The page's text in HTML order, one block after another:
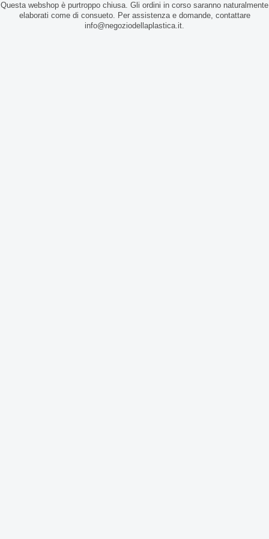
Questa webshop è purtroppo chiusa. Gli ordini in corso saranno naturalmente
elaborati come di consueto. Per assistenza e domande, contattare
info@negoziodellaplastica.it.